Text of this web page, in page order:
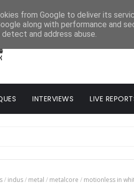
INTERVIEWS LIVE
/ indus/ metal / metalcore / motionless in
from Google to deliver its
along with performance and
and address abuse.